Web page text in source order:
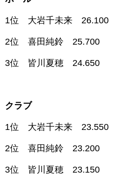
1位 大岩千未来 26.100
2位 喜田純鈴 25.700
3位 皆川夏穂 24.650
クラブ
1位 大岩千未来 23.550
2位 喜田純鈴 23.200
3位 皆川夏穂 23.150